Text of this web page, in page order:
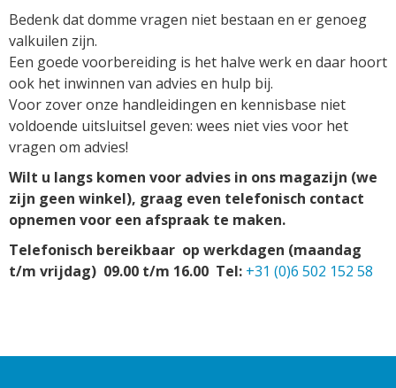
Bedenk dat domme vragen niet bestaan en er genoeg
valkuilen zijn.
Een goede voorbereiding is het halve werk en daar hoort
ook het inwinnen van advies en hulp bij.
Voor zover onze handleidingen en kennisbase niet
voldoende uitsluitsel geven: wees niet vies voor het
vragen om advies!
Wilt u langs komen voor advies in ons magazijn (we
zijn geen winkel), graag even telefonisch contact
opnemen voor een afspraak te maken.
Telefonisch bereikbaar op werkdagen (maandag
t/m vrijdag) 09.00 t/m 16.00 Tel: +31 (0)6 502 152 58